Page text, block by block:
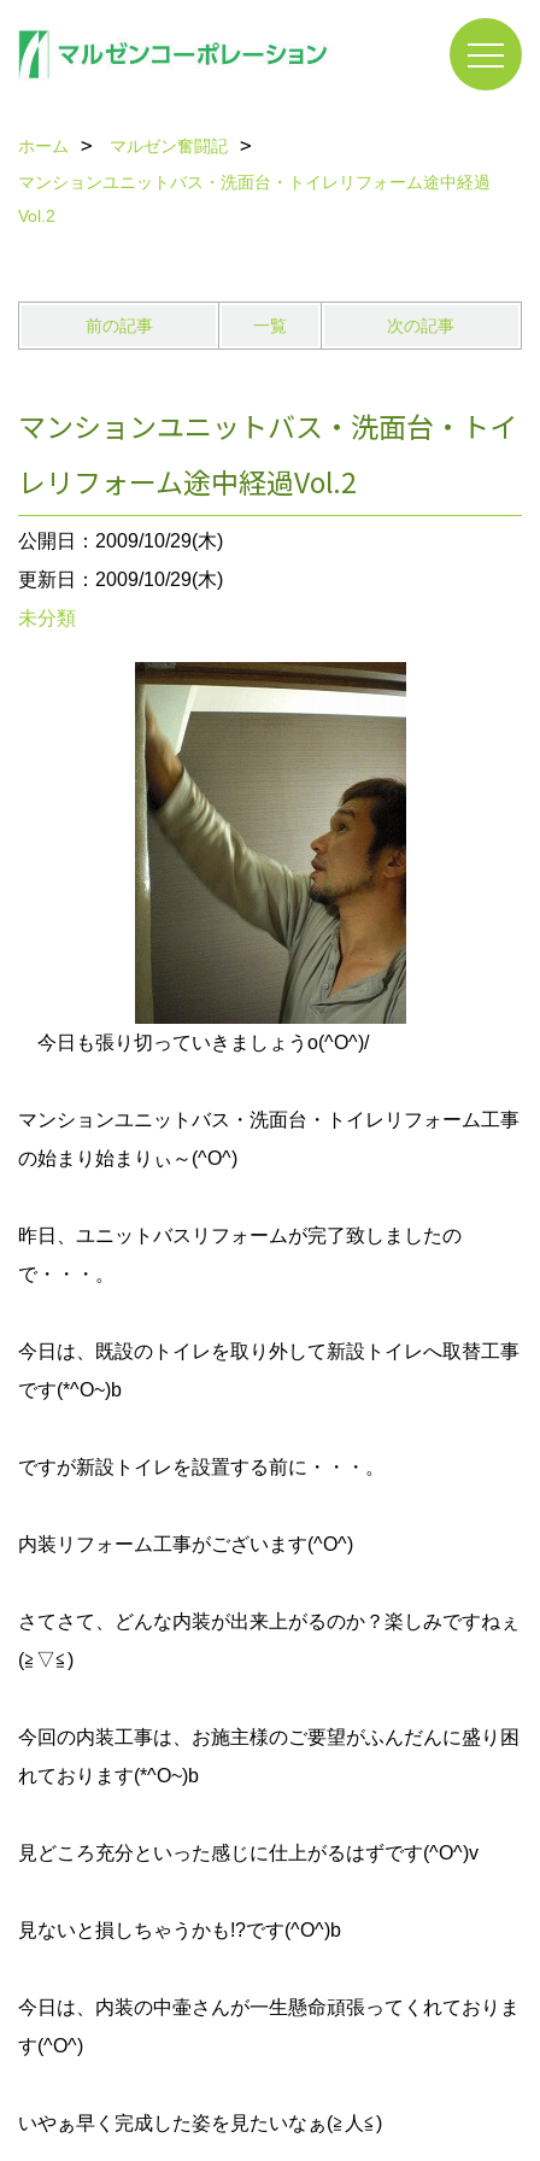
ホーム
マルゼン奮闘記
マンションユニットバス・洗面台・トイレリフォーム途中経過
Vol.2
前の記事 一覧 次の記事
マンションユニットバス・洗面台・トイ
レリフォーム途中経過Vol.2
公開日：2009/10/29(木)
更新日：2009/10/29(木)
未分類
今日も張り切っていきましょうo(^O^)/
マンションユニットバス・洗面台・トイレリフォーム工事
の始まり始まりぃ～(^O^)
昨日、ユニットバスリフォームが完了致しましたの
で・・・。
今日は、既設のトイレを取り外して新設トイレへ取替工事
です(*^O~)b
ですが新設トイレを設置する前に・・・。
内装リフォーム工事がございます(^O^)
さてさて、どんな内装が出来上がるのか？楽しみですねぇ
(≧▽≦)
今回の内装工事は、お施主様のご要望がふんだんに盛り困
れております(*^O~)b
見どころ充分といった感じに仕上がるはずです(^O^)v
見ないと損しちゃうかも!?です(^O^)b
今日は、内装の中壷さんが一生懸命頑張ってくれておりま
す(^O^)
いやぁ早く完成した姿を見たいなぁ(≧人≦)